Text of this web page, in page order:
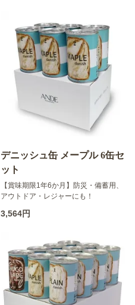
デニッシュ缶 メープル 6缶セ
ット
【賞味期限1年6か月】防災・備蓄用、
アウトドア・レジャーにも！
3,564円